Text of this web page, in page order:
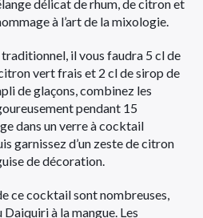
délicat de rhum, de citron et
à l’art de la mixologie.
il vous faudra 5 cl de
vert frais et 2 cl de sirop de
de glaçons, combinez les
pendant 15
dans un verre à cocktail
garnissez d’un zeste de citron
de décoration.
ce cocktail sont nombreuses,
à la mangue. Les